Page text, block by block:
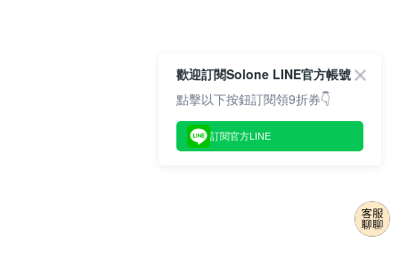
歡迎訂閱Solone LINE官方帳號
點擊以下按鈕訂閱領9折券👇
訂閱官方LINE